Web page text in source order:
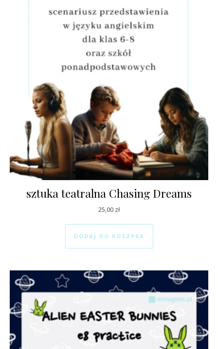
sztuka teatralna Chasing Dreams
25,00 zł
DODAJ DO KOSZYKA